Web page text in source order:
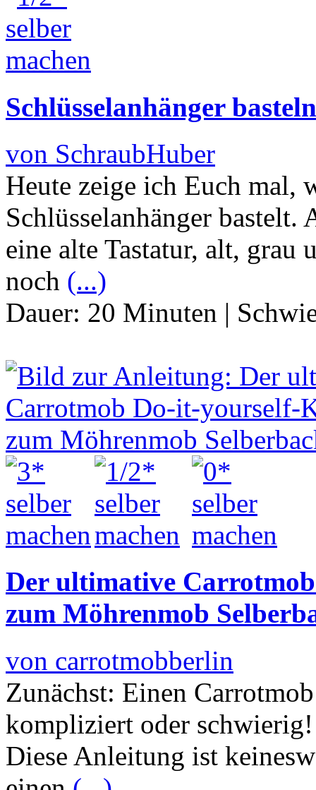
Schlüsselanhänger
von SchraubHuber
Heute zeige ich Euch mal,
Schlüsselanhänger bastelt.
eine alte Tastatur, alt,
noch (...)
Dauer: 20 Minuten |
Der ultimative
zum Möhrenmob
von carrotmobberlin
Zunächst: Einen
kompliziert oder
Diese Anleitung ist